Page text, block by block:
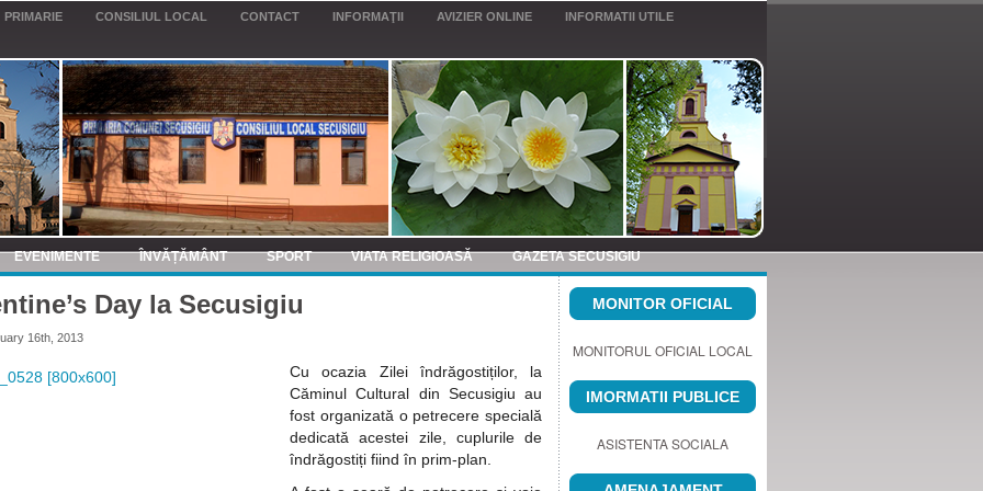
PRIMARIE CONSILIUL LOCAL CONTACT INFORMAŢII AVIZIER ONLINE
INFORMATII UTILE
EVENIMENTE ÎNVĂȚĂMÂNT SPORT VIATA RELIGIOASĂ GAZETA SECUSIGIU
Day la Secusigiu
16th, 2013
Cu ocazia Zilei îndrăgostiților, la
Căminul Cultural din Secusigiu au
fost organizată o petrecere specială
dedicată acestei zile, cuplurile de
îndrăgostiți fiind în prim-plan.
MONITOR OFICIAL
MONITORUL OFICIAL LOCAL
IMORMATII PUBLICE
ASISTENTA SOCIALA